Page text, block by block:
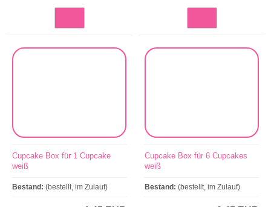
Cupcake Box für 1 Cupcake
weiß
Bestand: (bestellt, im Zulauf)
Cupcake Box für 6 Cupcakes
weiß
Bestand: (bestellt, im Zulauf)